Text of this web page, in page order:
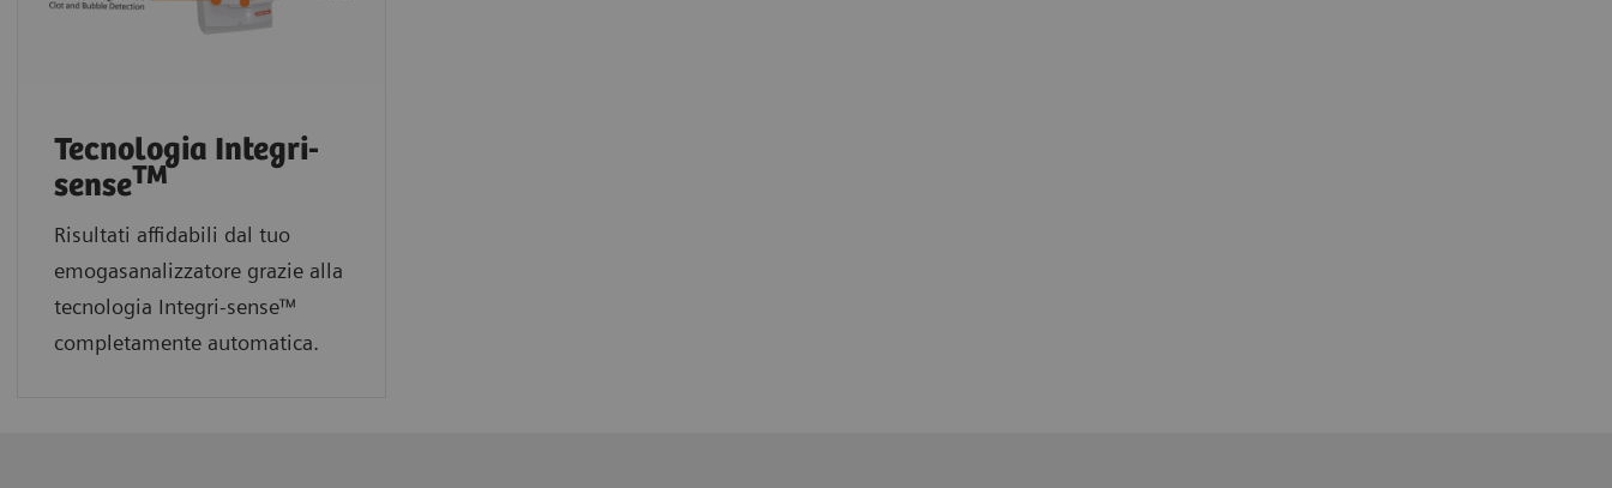
Tecnologia Integri-
senseTM
Risultati affidabili dal tuo
emogasanalizzatore grazie alla
tecnologia Integri-sense™
completamente automatica.